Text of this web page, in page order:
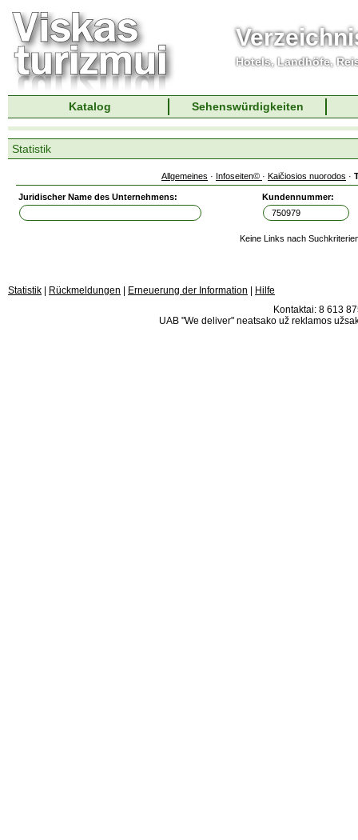
Hotels, Landhöfe,
Katalog Sehenswürdigkeiten
Statistik
Allgemeines · Infoseiten© · Kaičiosios nuorodos ·
Juridischer Name des Unternehmens: Kundennummer:
Keine Links nach
Statistik Rückmeldungen Erneuerung der Information
Hilfe
Kontaktai: 8 613
UAB "We deliver" neatsako už reklamos